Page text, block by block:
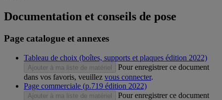
Documentation et conseils de pose
Page catalogue et annexes
Tableau de choix (boîtes, supports et plaques édition 2022)
Ajouter à ma liste de matériel
Pour enregistrer ce document
dans vos favoris, veuillez vous connecter.
Page commerciale (p.719 édition 2022)
Ajouter à ma liste de matériel
Pour enregistrer ce document